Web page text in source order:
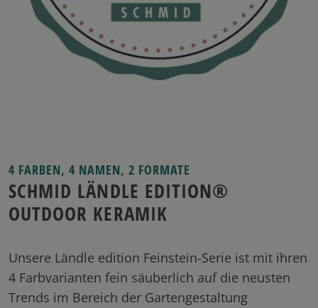
4 FARBEN, 4 NAMEN, 2 FORMATE
SCHMID LÄNDLE EDITION®
OUTDOOR KERAMIK
Unsere Ländle edition Feinstein-Serie ist mit ihren
4 Farbvarianten fein säuberlich auf die neusten
Trends im Bereich der Gartengestaltung